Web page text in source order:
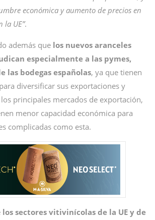
económica y aumento de precios en
la UE”.
además que los nuevos aranceles
especialmente a las pymes,
las bodegas españolas, ya que tienen
diversificar sus exportaciones y
principales mercados de exportación,
menor capacidad económica para
complicadas como esta.
los sectores vitivinícolas de la UE y de